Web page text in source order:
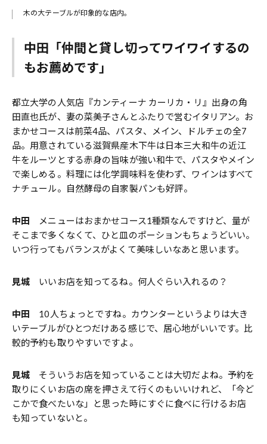
木の大テーブルが印象的な店内。
中田「仲間と貸し切ってワイワイするの
もお薦めです」
都立大学の人気店『カンティーナ カーリカ・リ』出身の角
田直也氏が、妻の菜美子さんとふたりで営むイタリアン。お
まかせコースは前菜4品、パスタ、メイン、ドルチェの全7
品。用意されている滋賀県産木下牛は日本三大和牛の近江
牛をルーツとする赤身の旨味が強い和牛で、パスタやメイン
で楽しめる。料理には化学調味料を使わず、ワインはすべて
ナチュール。自然酵母の自家製パンも好評。
中田 メニューはおまかせコース1種類なんですけど、量が
そこまで多くなくて、ひと皿のポーションもちょうどいい。
いつ行ってもバランスがよくて美味しいなあと思います。
見城 いいお店を知ってるね。何人ぐらい入れるの？
中田 10人ちょっとですね。カウンターというよりは大き
いテーブルがひとつだけある感じで、居心地がいいです。比
較的予約も取りやすいですよ。
見城 そういうお店を知っていることは大切だよね。予約を
取りにくいお店の席を押さえて行くのもいいけれど、「今ど
こかで食べたいな」と思った時にすぐに食べに行けるお店
も知っていないと。